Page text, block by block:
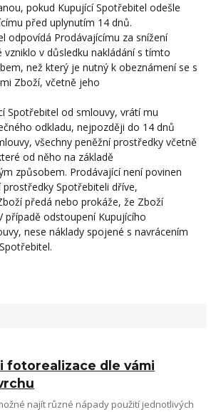
fotorealizace dle vámi
najít různé nápady použití jednotlivých
pokud Kupující Spotřebitel odešle
před uplynutím 14 dnů.
odpovídá Prodávajícímu za snížení
v důsledku nakládání s tímto
než který je nutný k obeznámení se s
Zboží, včetně jeho
Spotřebitel od smlouvy, vrátí mu
odkladu, nejpozději do 14 dnů
všechny peněžní prostředky včetně
od něho na základě
způsobem. Prodávající není povinen
Spotřebiteli dříve,
předá nebo prokáže, že Zboží
případě odstoupení Kupujícího
nese náklady spojené s navrácením